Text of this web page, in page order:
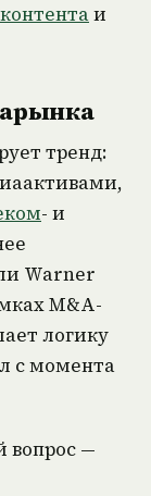
и
тренд:
- и
Warner
M&A-
логику
с момента
вопрос —